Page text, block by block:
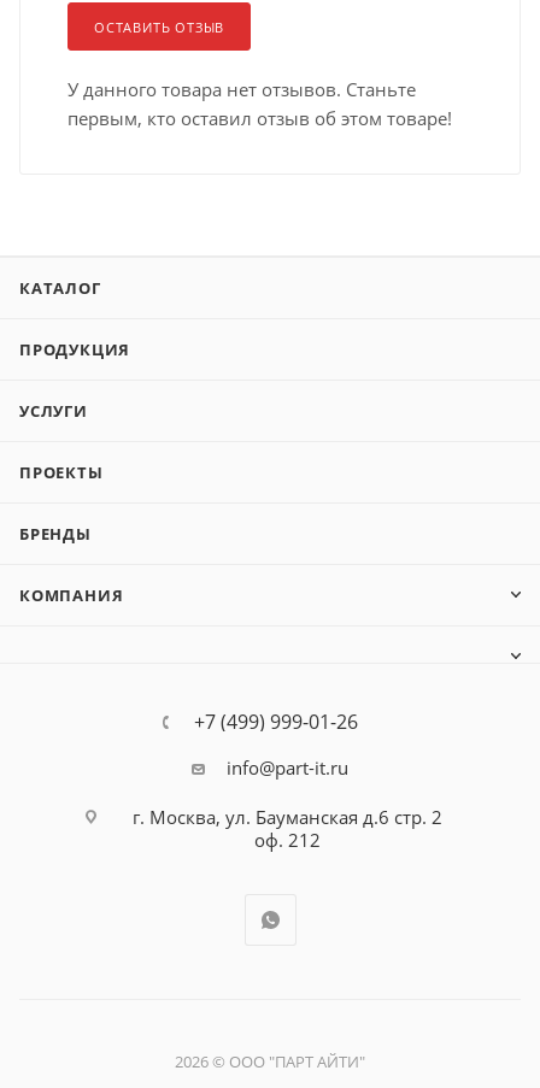
ОСТАВИТЬ ОТЗЫВ
У данного товара нет отзывов. Станьте
первым, кто оставил отзыв об этом товаре!
КАТАЛОГ
ПРОДУКЦИЯ
УСЛУГИ
ПРОЕКТЫ
БРЕНДЫ
КОМПАНИЯ
+7 (499) 999-01-26
info@part-it.ru
г. Москва, ул. Бауманская д.6 стр. 2
оф. 212
2026 © ООО "ПАРТ АЙТИ"